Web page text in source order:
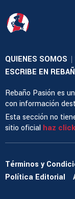
QUIENES SOMOS |
ESCRIBE EN
Rebaño Pasión es
con información
Esta sección no
sitio oficial haz
Términos y
Política Editorial